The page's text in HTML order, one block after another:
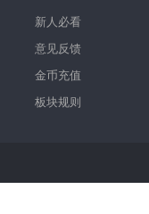
新人必看
意见反馈
金币充值
板块规则